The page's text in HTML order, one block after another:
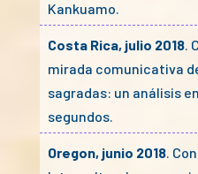
Kankuamo.
Costa Rica, julio 2018.
mirada comunicativa
sagradas: un análisis
segundos.
Oregon, junio 2018.